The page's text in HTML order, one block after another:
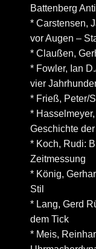
Battenberg
* Carstensen,
vor Augen –
* Claußen,
* Fowler, Ian
vier
* Frieß, Peter/
*
Geschichte
* Koch, Rudi:
Zeitmessung
* König,
Stil
* Lang, Gerd
dem Tick
* Meis,